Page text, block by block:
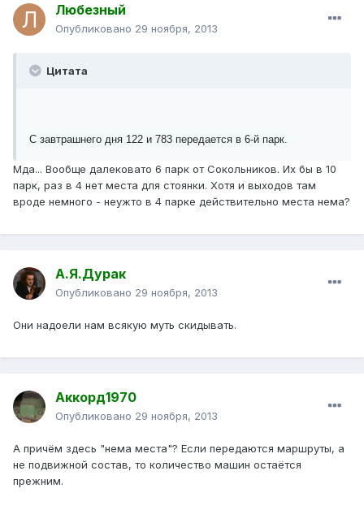
Любезный
Опубликовано 29 ноября, 2013
Цитата
С завтрашнего дня 122 и 783 передается в 6-й парк.
Мда... Вообще далековато 6 парк от Сокольников. Их бы в 10
парк, раз в 4 нет места для стоянки. Хотя и выходов там
вроде немного - неужто в 4 парке действительно места нема?
А.Я.Дурак
Опубликовано 29 ноября, 2013
Они надоели нам всякую муть скидывать.
Аккорд1970
Опубликовано 29 ноября, 2013
А причём здесь "нема места"? Если передаются маршруты, а
не подвижной состав, то количество машин остаётся
прежним.